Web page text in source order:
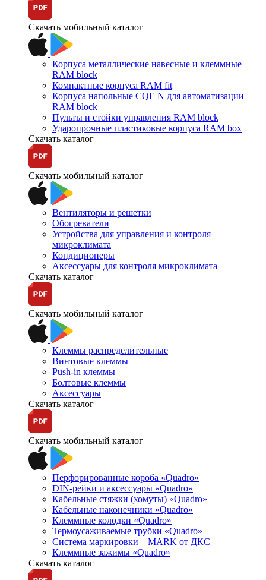
Скачать мобильный каталог
Корпуса металлические навесные и клеммные
RAM block
Компактные корпуса RAM fit
Корпуса напольные CQE N для автоматизации
RAM block
Пульты и стойки управления RAM block
Ударопрочные пластиковые корпуса RAM box
Скачать каталог
Скачать мобильный каталог
Вентиляторы и решетки
Обогреватели
Устройства для управления и контроля
микроклимата
Кондиционеры
Аксессуары для контроля микроклимата
Скачать каталог
Скачать мобильный каталог
Клеммы распределительные
Винтовые клеммы
Push-in клеммы
Болтовые клеммы
Аксессуары
Скачать каталог
Скачать мобильный каталог
Перфорированные короба «Quadro»
DIN-рейки и аксессуары «Quadro»
Кабельные стяжки (хомуты) «Quadro»
Кабельные наконечники «Quadro»
Клеммные колодки «Quadro»
Термоусаживаемые трубки «Quadro»
Система маркировки – MARK от ДКС
Клеммные зажимы «Quadro»
Скачать каталог